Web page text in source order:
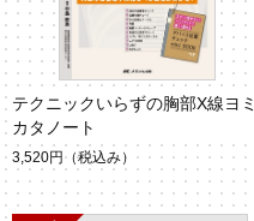
テクニックいらずの胸部X線ヨミ
カタノート
3,520円 （税込み）